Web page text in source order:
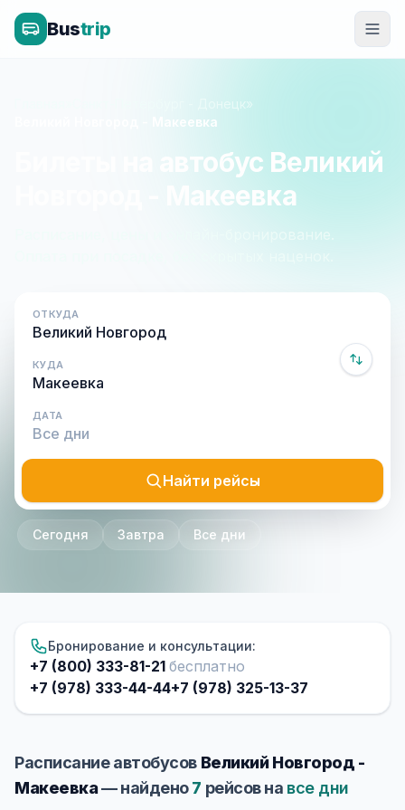
Bustrip
Санкт-Петербург - Донецк»
Великий Новгород - Макеевка
Билеты на автобус Великий
Новгород - Макеевка
Расписание, цены и онлайн-бронирование.
ОТКУДА
КУДА
ДАТА
Найти рейсы
Сегодня Завтра Все дни
Бронирование и консультации:
+7 (800) 333-81-21 бесплатно
+7 (978) 333-44-44+7 (978) 325-13-37
Расписание автобусов Великий Новгород -
Макеевка— найдено7 рейсов на все дни